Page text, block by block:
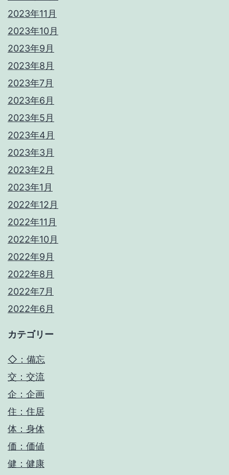
2023年11月
2023年10月
2023年9月
2023年8月
2023年7月
2023年6月
2023年5月
2023年4月
2023年3月
2023年2月
2023年1月
2022年12月
2022年11月
2022年10月
2022年9月
2022年8月
2022年7月
2022年6月
カテゴリー
◇：備忘
交：交流
企：企画
住：住居
体：身体
価：価値
健：健康